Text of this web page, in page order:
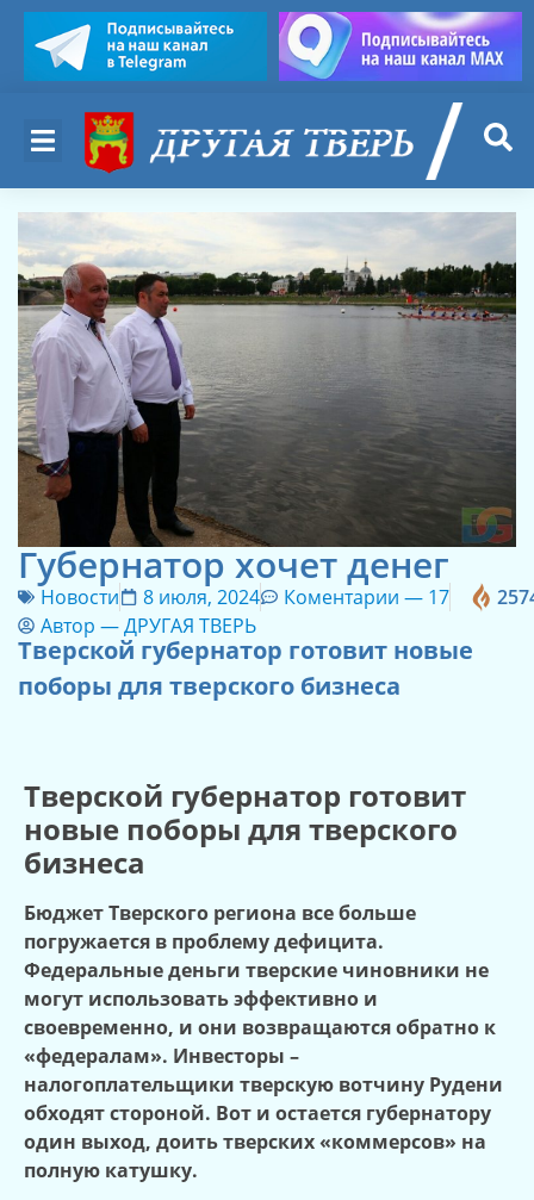
Губернатор хочет денег
Новости 8 июля, 2024 Коментарии — 17
Автор —ДРУГАЯ ТВЕРЬ
Тверской губернатор готовит новые
поборы для тверского бизнеса
Тверской губернатор готовит
новые поборы для тверского
бизнеса
Бюджет Тверского региона все больше
погружается в проблему дефицита.
Федеральные деньги тверские чиновники не
могут использовать эффективно и
своевременно, и они возвращаются обратно к
«федералам». Инвесторы –
налогоплательщики тверскую вотчину Рудени
обходят стороной. Вот и остается губернатору
один выход, доить тверских «коммерсов» на
полную катушку.